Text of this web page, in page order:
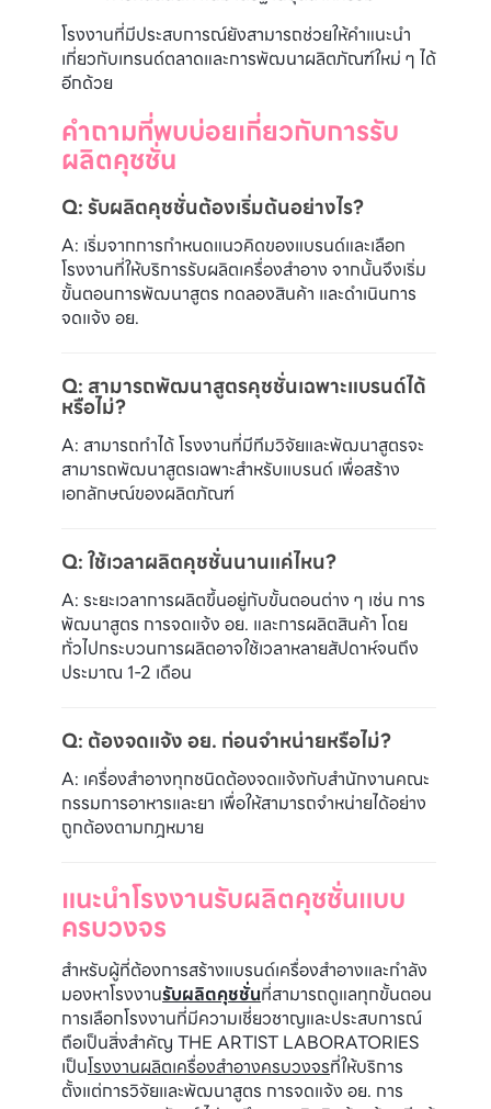
โรงงานที่มีประสบการณ์ยังสามารถช่วยให้คำแนะนำ
เกี่ยวกับเทรนด์ตลาดและการพัฒนาผลิตภัณฑ์ใหม่ ๆ ได้
อีกด้วย
คำถามที่พบบ่อยเกี่ยวกับการรับ
ผลิตคุชชั่น
Q: รับผลิตคุชชั่นต้องเริ่มต้นอย่างไร?
A: เริ่มจากการกำหนดแนวคิดของแบรนด์และเลือก
โรงงานที่ให้บริการรับผลิตเครื่องสำอาง จากนั้นจึงเริ่ม
ขั้นตอนการพัฒนาสูตร ทดลองสินค้า และดำเนินการ
จดแจ้ง อย.
Q: สามารถพัฒนาสูตรคุชชั่นเฉพาะแบรนด์ได้
หรือไม่?
A: สามารถทำได้ โรงงานที่มีทีมวิจัยและพัฒนาสูตรจะ
สามารถพัฒนาสูตรเฉพาะสำหรับแบรนด์ เพื่อสร้าง
เอกลักษณ์ของผลิตภัณฑ์
Q: ใช้เวลาผลิตคุชชั่นนานแค่ไหน?
A: ระยะเวลาการผลิตขึ้นอยู่กับขั้นตอนต่าง ๆ เช่น การ
พัฒนาสูตร การจดแจ้ง อย. และการผลิตสินค้า โดย
ทั่วไปกระบวนการผลิตอาจใช้เวลาหลายสัปดาห์จนถึง
ประมาณ 1-2 เดือน
Q: ต้องจดแจ้ง อย. ก่อนจำหน่ายหรือไม่?
A: เครื่องสำอางทุกชนิดต้องจดแจ้งกับสำนักงานคณะ
กรรมการอาหารและยา เพื่อให้สามารถจำหน่ายได้อย่าง
ถูกต้องตามกฎหมาย
แนะนำโรงงานรับผลิตคุชชั่นแบบ
ครบวงจร
สำหรับผู้ที่ต้องการสร้างแบรนด์เครื่องสำอางและกำลัง
มองหาโรงงานรับผลิตคุชชั่นที่สามารถดูแลทุกขั้นตอน
การเลือกโรงงานที่มีความเชี่ยวชาญและประสบการณ์
ถือเป็นสิ่งสำคัญ THE ARTIST LABORATORIES
เป็นโรงงานผลิตเครื่องสำอางครบวงจรที่ให้บริการ
ตั้งแต่การวิจัยและพัฒนาสูตร การจดแจ้ง อย. การ